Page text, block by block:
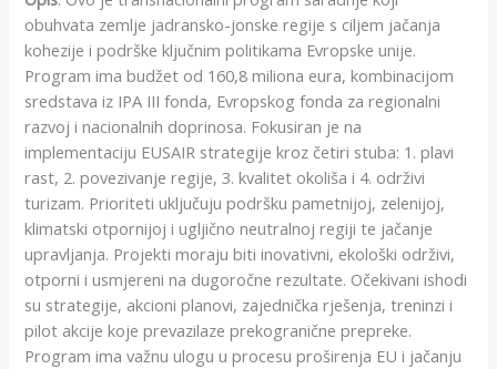
obuhvata zemlje jadransko-jonske regije s ciljem jačanja
kohezije i podrške ključnim politikama Evropske unije.
Program ima budžet od 160,8 miliona eura, kombinacijom
sredstava iz IPA III fonda, Evropskog fonda za regionalni
razvoj i nacionalnih doprinosa. Fokusiran je na
implementaciju EUSAIR strategije kroz četiri stuba: 1. plavi
rast, 2. povezivanje regije, 3. kvalitet okoliša i 4. održivi
turizam. Prioriteti uključuju podršku pametnijoj, zelenijoj,
klimatski otpornijoj i ugljično neutralnoj regiji te jačanje
upravljanja. Projekti moraju biti inovativni, ekološki održivi,
otporni i usmjereni na dugoročne rezultate. Očekivani ishodi
su strategije, akcioni planovi, zajednička rješenja, treninzi i
pilot akcije koje prevazilaze prekogranične prepreke.
Program ima važnu ulogu u procesu proširenja EU i jačanju